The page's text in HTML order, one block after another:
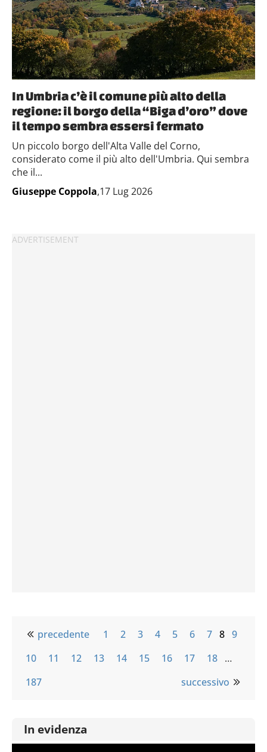
In Umbria c’è il comune più alto della
regione: il borgo della “Biga d’oro” dove
il tempo sembra essersi fermato
Un piccolo borgo dell'Alta Valle del Corno,
considerato come il più alto dell'Umbria. Qui sembra
che il...
Giuseppe Coppola,17 Lug 2026
precedente 1 2 3 4 5 6 7 8 9
10
11 12 13 14 15 16 17 18 …
187
successivo
In evidenza